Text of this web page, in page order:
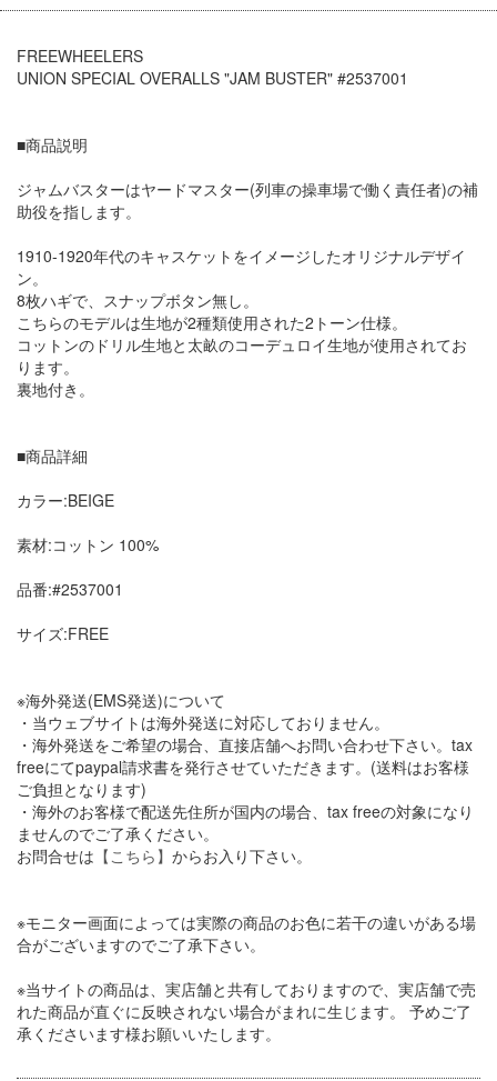
FREEWHEELERS
UNION SPECIAL OVERALLS "JAM BUSTER" #2537001
■商品説明
ジャムバスターはヤードマスター(列車の操車場で働く責任者)の補
助役を指します。
1910-1920年代のキャスケットをイメージしたオリジナルデザイ
ン。
8枚ハギで、スナップボタン無し。
こちらのモデルは生地が2種類使用された2トーン仕様。
コットンのドリル生地と太畝のコーデュロイ生地が使用されてお
ります。
裏地付き。
■商品詳細
カラー:BEIGE
素材:コットン 100%
品番:#2537001
サイズ:FREE
※海外発送(EMS発送)について
・当ウェブサイトは海外発送に対応しておりません。
・海外発送をご希望の場合、直接店舗へお問い合わせ下さい。tax
freeにてpaypal請求書を発行させていただきます。(送料はお客様
ご負担となります)
・海外のお客様で配送先住所が国内の場合、tax freeの対象になり
ませんのでご了承ください。
お問合せは 【こちら】 からお入り下さい。
※モニター画面によっては実際の商品のお色に若干の違いがある場
合がございますのでご了承下さい。
※当サイトの商品は、実店舗と共有しておりますので、実店舗で売
れた商品が直ぐに反映されない場合がまれに生じます。 予めご了
承くださいます様お願いいたします。